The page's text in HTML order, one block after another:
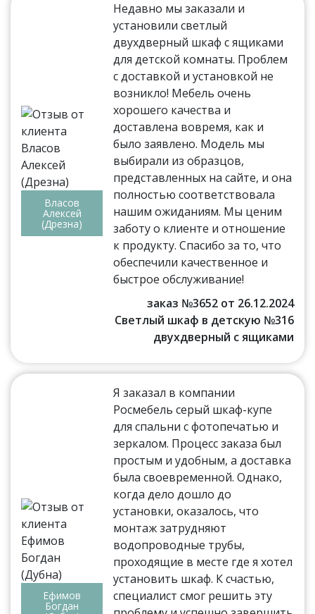
Власов
Алексей
(Дрезна)
Недавно мы заказали и
установили светлый
двухдверный шкаф с ящиками
для детской комнаты. Проблем
с доставкой и установкой не
возникло! Мебель очень
хорошего качества и
доставлена вовремя, как и
было заявлено. Модель мы
выбирали из образцов,
представленных на сайте, и она
полностью соответствовала
нашим ожиданиям. Мы ценим
заботу о клиенте и отношение
к продукту. Спасибо за то, что
обеспечили качественное и
быстрое обслуживание!
заказ №3652 от 26.12.2024
Светлый шкаф в детскую №316
двухдверный с ящиками
Ефимов
Богдан
Я заказал в компании
Росмебель серый шкаф-купе
для спальни с фотопечатью и
зеркалом. Процесс заказа был
простым и удобным, а доставка
была своевременной. Однако,
когда дело дошло до
установки, оказалось, что
монтаж затрудняют
водопроводные трубы,
проходящие в месте где я хотел
установить шкаф. К счастью,
специалист смог решить эту